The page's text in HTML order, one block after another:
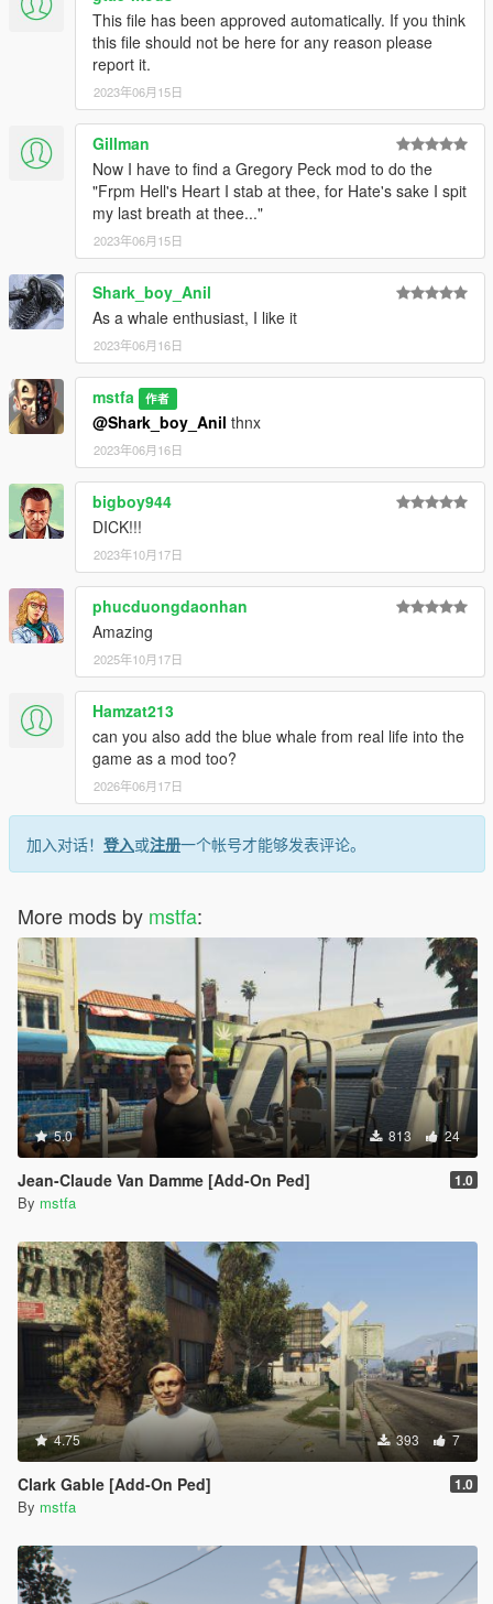
This file has been approved automatically. If you think
this file should not be here for any reason please
report it.
2023年06月15日
Gillman
Now I have to find a Gregory Peck mod to do the
"Frpm Hell's Heart I stab at thee, for Hate's sake I spit
my last breath at thee..."
2023年06月15日
Shark_boy_Anil
As a whale enthusiast, I like it
2023年06月16日
mstfa 作者
@Shark_boy_Anil thnx
2023年06月16日
bigboy944
DICK!!!
2023年10月17日
phucduongdaonhan
Amazing
2025年10月17日
Hamzat213
can you also add the blue whale from real life into the
game as a mod too?
2026年06月17日
加入对话！ 登入或注册一个帐号才能够发表评论。
More mods by mstfa:
5.0 813 24
Jean-Claude Van Damme [Add-On Ped] 1.0
By mstfa
4.75 393 7
Clark Gable [Add-On Ped] 1.0
By mstfa